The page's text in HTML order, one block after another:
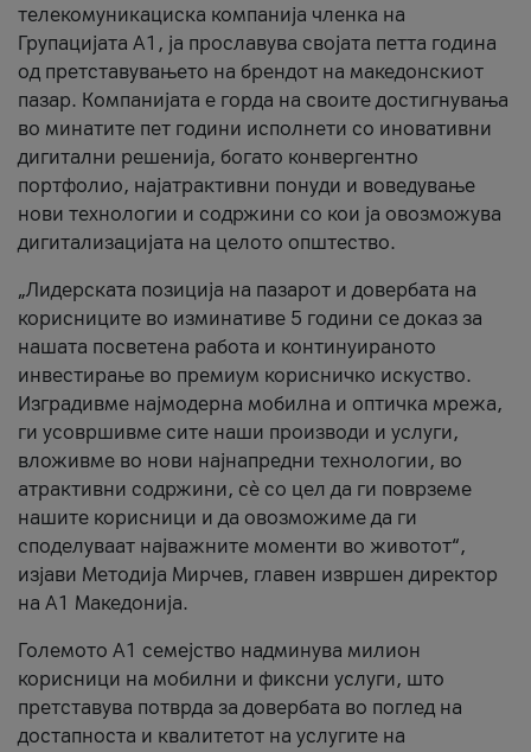
телекомуникациска компанија членка на
Групацијата А1, ја прославува својата петта година
од претставувањето на брендот на македонскиот
пазар. Компанијата е горда на своите достигнувања
во минатите пет години исполнети со иновативни
дигитални решенија, богато конвергентно
портфолио, најатрактивни понуди и воведување
нови технологии и содржини со кои ја овозможува
дигитализацијата на целото општество.
„Лидерската позиција на пазарот и довербата на
корисниците во изминативе 5 години се доказ за
нашата посветена работа и континуираното
инвестирање во премиум корисничко искуство.
Изградивме најмодерна мобилна и оптичка мрежа,
ги усовршивме сите наши производи и услуги,
вложивме во нови најнапредни технологии, во
атрактивни содржини, сè со цел да ги поврземе
нашите корисници и да овозможиме да ги
споделуваат најважните моменти во животот“,
изјави Методија Мирчев, главен извршен директор
на А1 Македонија.
Големото А1 семејство надминува милион
корисници на мобилни и фиксни услуги, што
претставува потврда за довербата во поглед на
достапноста и квалитетот на услугите на